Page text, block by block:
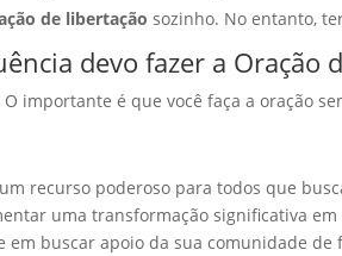
de libertação sozinho. No entanto,
devo fazer a Oração
importante é que você faça a oração
recurso poderoso para todos que
uma transformação significativa
em buscar apoio da sua comunidade